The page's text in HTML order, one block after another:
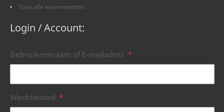
Toon alle evenementen.
Login / Account:
Gebruikersnaam of E-mailadres *
Wachtwoord *